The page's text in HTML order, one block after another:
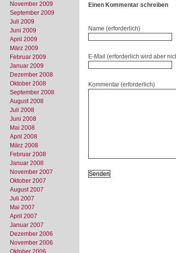
November 2009
September 2009
Juli 2009
Juni 2009
April 2009
März 2009
Februar 2009
Januar 2009
Dezember 2008
Oktober 2008
September 2008
August 2008
Juli 2008
Juni 2008
Mai 2008
April 2008
März 2008
Februar 2008
Januar 2008
November 2007
Oktober 2007
August 2007
Juli 2007
Mai 2007
April 2007
Januar 2007
Dezember 2006
November 2006
Oktober 2006
Einen Kommentar schreiben
Name (erforderlich)
E-Mail (erforderlich wird aber
Kommentar (erforderlich)